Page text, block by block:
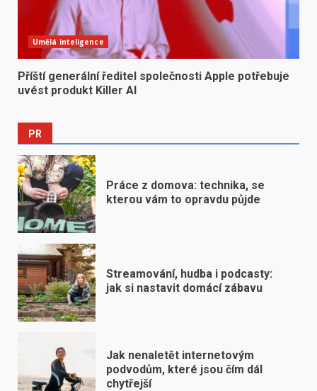
Umělá inteligence
Příští generální ředitel společnosti Apple potřebuje
uvést produkt Killer AI
PR
Práce z domova: technika, se
kterou vám to opravdu půjde
Streamování, hudba i podcasty:
jak si nastavit domácí zábavu
Jak nenaletět internetovým
podvodům, které jsou čím dál
chytřejší